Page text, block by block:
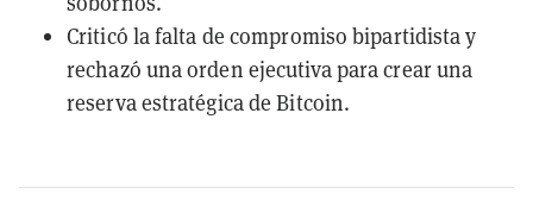
Criticó la falta de compromiso bipartidista y
rechazó una orden ejecutiva para crear una
reserva estratégica de Bitcoin.